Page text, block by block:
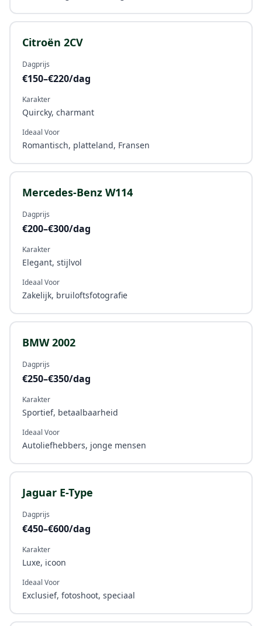
Citroën 2CV
Dagprijs
€150–€220/dag
Karakter
Quircky, charmant
Ideaal Voor
Romantisch, platteland, Fransen
Mercedes-Benz W114
Dagprijs
€200–€300/dag
Karakter
Elegant, stijlvol
Ideaal Voor
Zakelijk, bruiloftsfotografie
BMW 2002
Dagprijs
€250–€350/dag
Karakter
Sportief, betaalbaarheid
Ideaal Voor
Autoliefhebbers, jonge mensen
Jaguar E-Type
Dagprijs
€450–€600/dag
Karakter
Luxe, icoon
Ideaal Voor
Exclusief, fotoshoot, speciaal